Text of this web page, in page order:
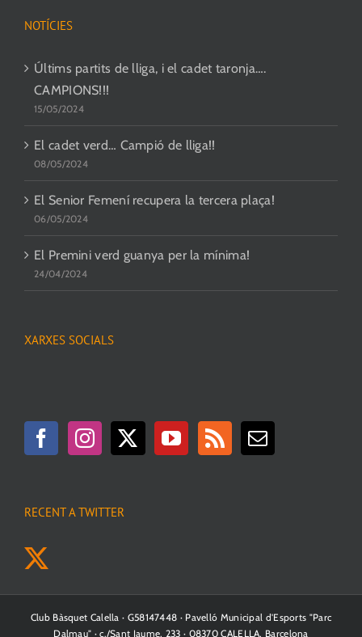
NOTÍCIES
Últims partits de lliga, i el cadet taronja….
CAMPIONS!!!
15/05/2024
El cadet verd… Campió de lliga!!
08/05/2024
El Senior Femení recupera la tercera plaça!
06/05/2024
El Premini verd guanya per la mínima!
24/04/2024
XARXES SOCIALS
RECENT A TWITTER
Club Bàsquet Calella · G58147448 · Pavelló Municipal d'Esports "Parc
Dalmau" · c./Sant Jaume, 233 · 08370 CALELLA, Barcelona